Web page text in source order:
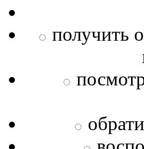
получить